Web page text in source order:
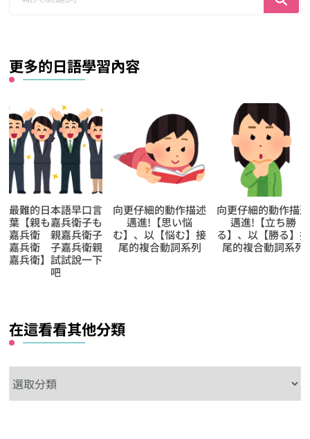
更多的日語學習內容
向更仔細的動作描述
邁進!【思い悩
む】、以【悩む】接
尾的複合動詞系列
向更仔細的動作描述
邁進!【立ち勝
る】、以【勝る】接
尾的複合動詞系列
【逆索引學日文第
643回】廣東話裡
【相與】的日文怎樣
說?
在這看看其他分類
這